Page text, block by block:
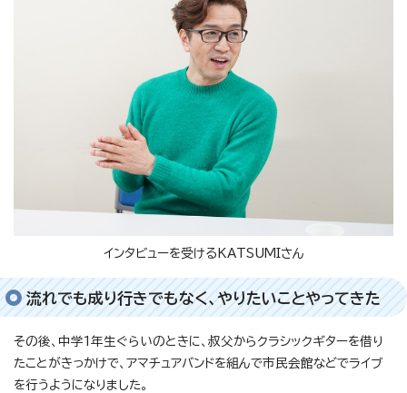
インタビューを受けるKATSUMIさん
流れでも成り行きでもなく、やりたいことやってきた
その後、中学1年生ぐらいのときに、叔父からクラシックギターを借り
たことがきっかけで、アマチュアバンドを組んで市民会館などでライブ
を行うようになりました。